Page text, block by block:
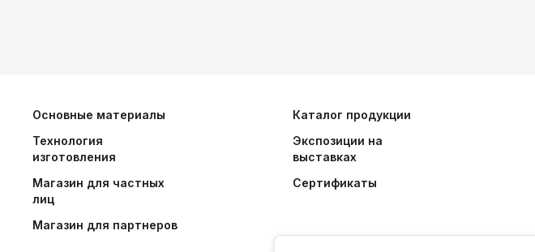
Основные материалы
Технология
изготовления
Магазин для частных
лиц
Магазин для партнеров
Каталог продукции
Экспозиции на
выставках
Сертификаты